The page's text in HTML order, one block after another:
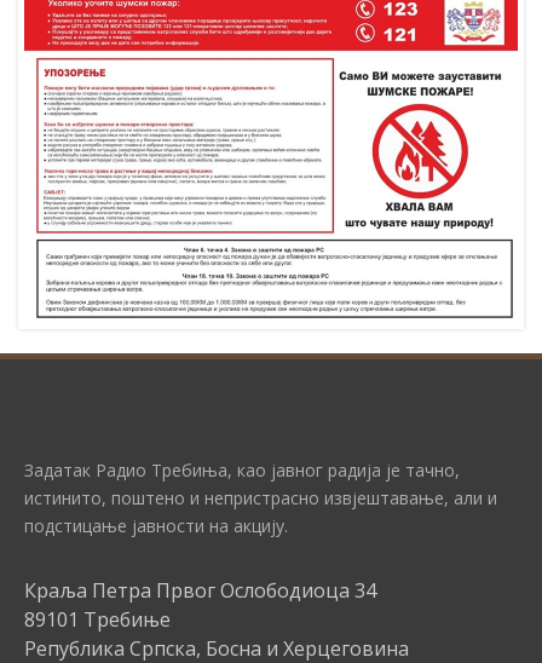
Задатак Радио Требиња, као јавног радија је тачно,
истинито, поштено и непристрасно извјештавање, али и
подстицање јавности на акцију.
Краља Петра Првог Ослободиоца 34
89101 Требиње
Република Српска, Босна и Херцеговина